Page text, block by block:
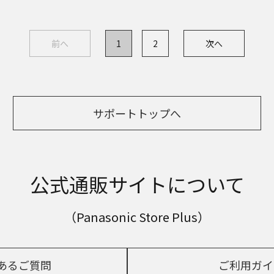
前へ 1 2 次へ
サポートトップへ
公式通販サイトについて
（Panasonic Store Plus）
るご質問 ご利用ガ